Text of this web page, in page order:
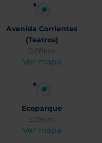
Avenida Corrientes
(Teatros)
0.68km
Ver mapa
Ecoparque
5.09km
Ver mapa